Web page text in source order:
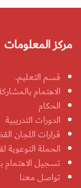
مركز المعلومات
قسم التعليم.
الاهتمام
الحكام
الدورات التدريبية
قرارات اللجان
الحملة التوعوية
تسجيل الاهتمام
تواصل معنا